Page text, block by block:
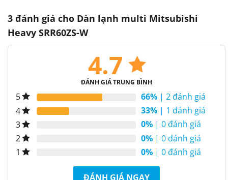
3 đánh giá cho Dàn lạnh multi Mitsubishi
Heavy SRR60ZS-W
4.7
ĐÁNH GIÁ TRUNG BÌNH
5 66% | 2 đánh giá
4
33% | 1 đánh giá
3
0% | 0 đánh giá
2
0% | 0 đánh giá
1
0% | 0 đánh giá
ĐÁNH GIÁ NGAY